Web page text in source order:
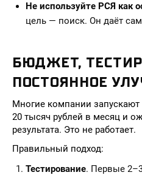
Не используйте РСЯ как
цель — поиск. Он даёт
БЮДЖЕТ,
ПОСТОЯННОЕ
Многие компании
20 тысяч рублей в месяц и
результата. Это не работает.
Правильный подход:
Тестирование. Первые